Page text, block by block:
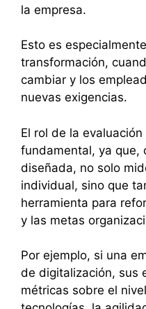
la empresa.
Esto es
transformación,
cambiar y los
nuevas exigencias.
El rol de la
fundamental, ya que,
diseñada, no solo
individual, sino que
herramienta para
y las metas
Por ejemplo, si una
de digitalización, sus
métricas sobre el